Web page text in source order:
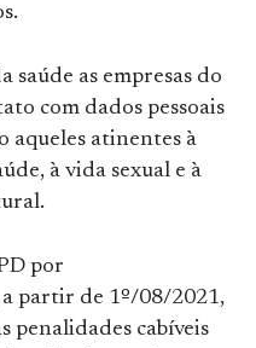
saúde as empresas do
com dados pessoais
aqueles atinentes à
à vida sexual e à
por
a partir de 1º/08/2021,
penalidades cabíveis